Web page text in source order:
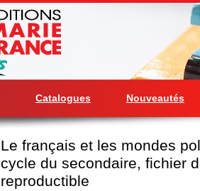
Catalogues Nouveautés
Le français et les mondes
cycle du secondaire, fichier
reproductible